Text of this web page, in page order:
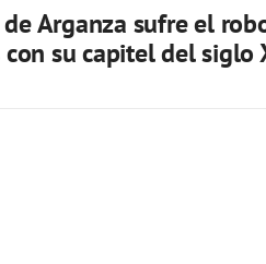
Arganza sufre el
su capitel del siglo